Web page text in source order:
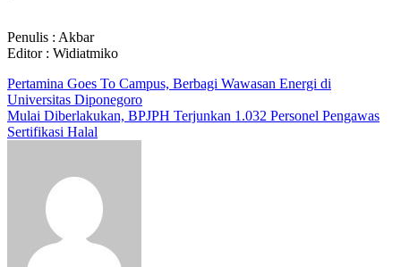
Penulis : Akbar
Editor : Widiatmiko
Navigasi
pos
Pertamina Goes To Campus, Berbagi Wawasan Energi di
Universitas Diponegoro
Mulai Diberlakukan, BPJPH Terjunkan 1.032 Personel Pengawas
Sertifikasi Halal